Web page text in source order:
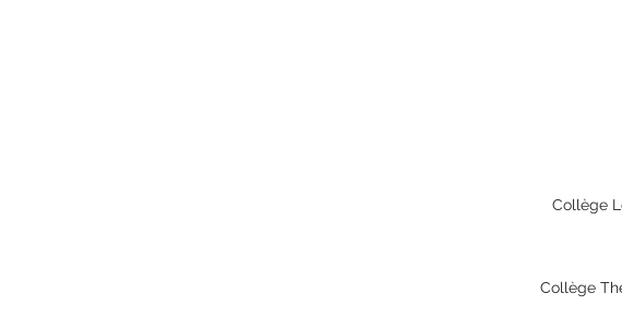
Collège
Collège